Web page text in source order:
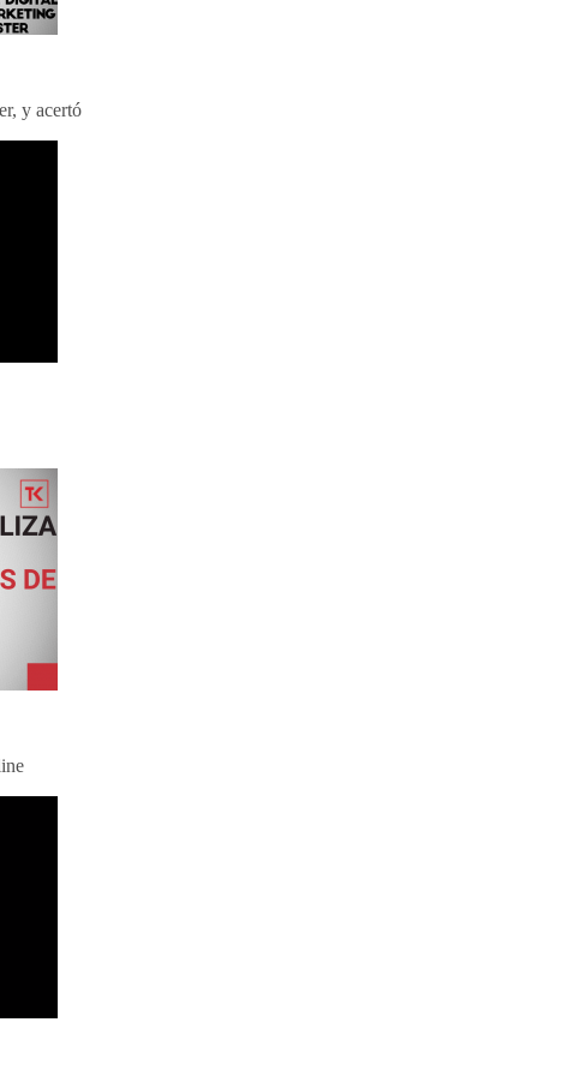
y acertó